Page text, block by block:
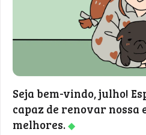
Seja bem-vindo, julho!
capaz de renovar nossa
melhores.◆